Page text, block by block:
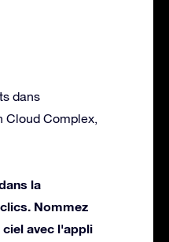
dans
Cloud Complex,
la
Nommez
avec l'appli